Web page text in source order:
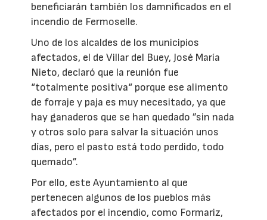
beneficiarán también los damnificados en el
incendio de Fermoselle.
Uno de los alcaldes de los municipios
afectados, el de Villar del Buey, José María
Nieto, declaró que la reunión fue
“totalmente positiva“ porque ese alimento
de forraje y paja es muy necesitado, ya que
hay ganaderos que se han quedado ”sin nada
y otros solo para salvar la situación unos
días, pero el pasto está todo perdido, todo
quemado”.
Por ello, este Ayuntamiento al que
pertenecen algunos de los pueblos más
afectados por el incendio, como Formariz,